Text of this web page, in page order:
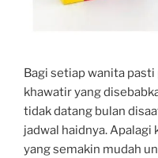
Bagi setiap wanita
khawatir yang
tidak datang bulan
jadwal haidnya.
yang semakin mudah